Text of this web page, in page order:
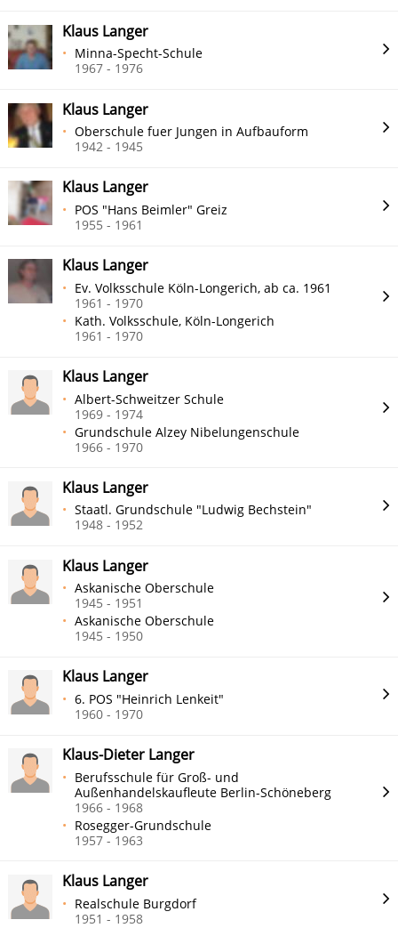
Klaus Langer
Minna-Specht-Schule
1967 - 1976
Klaus Langer
Oberschule fuer Jungen in Aufbauform
1942 - 1945
Klaus Langer
POS "Hans Beimler" Greiz
1955 - 1961
Klaus Langer
Ev. Volksschule Köln-Longerich, ab ca. 1961
1961 - 1970
Kath. Volksschule, Köln-Longerich
1961 - 1970
Klaus Langer
Albert-Schweitzer Schule
1969 - 1974
Grundschule Alzey Nibelungenschule
1966 - 1970
Klaus Langer
Staatl. Grundschule "Ludwig Bechstein"
1948 - 1952
Klaus Langer
Askanische Oberschule
1945 - 1951
Askanische Oberschule
1945 - 1950
Klaus Langer
6. POS "Heinrich Lenkeit"
1960 - 1970
Klaus-Dieter Langer
Berufsschule für Groß- und
Außenhandelskaufleute Berlin-Schöneberg
1966 - 1968
Rosegger-Grundschule
1957 - 1963
Klaus Langer
Realschule Burgdorf
1951 - 1958